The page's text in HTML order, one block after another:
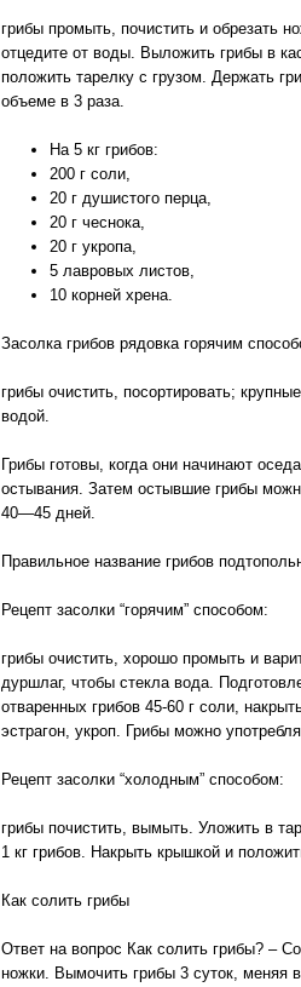
грибы промыть, почистить и обрезать
отцедите от воды. Выложить грибы в
положить тарелку с грузом. Держать
объеме в 3 раза.
На 5 кг грибов:
200 г соли,
20 г душистого перца,
20 г чеснока,
20 г укропа,
5 лавровых листов,
10 корней хрена.
Засолка грибов рядовка горячим
грибы очистить, посортировать;
водой.
Грибы готовы, когда они начинают
остывания. Затем остывшие грибы
40—45 дней.
Правильное название грибов
Рецепт засолки “горячим” способом:
грибы очистить, хорошо промыть и
дуршлаг, чтобы стекла вода.
отваренных грибов 45-60 г соли,
эстрагон, укроп. Грибы можно
Рецепт засолки “холодным” способом:
грибы почистить, вымыть. Уложить в
1 кг грибов. Накрыть крышкой и
Как солить грибы
Ответ на вопрос Как солить грибы? –
ножки. Вымочить грибы 3 суток, меняя